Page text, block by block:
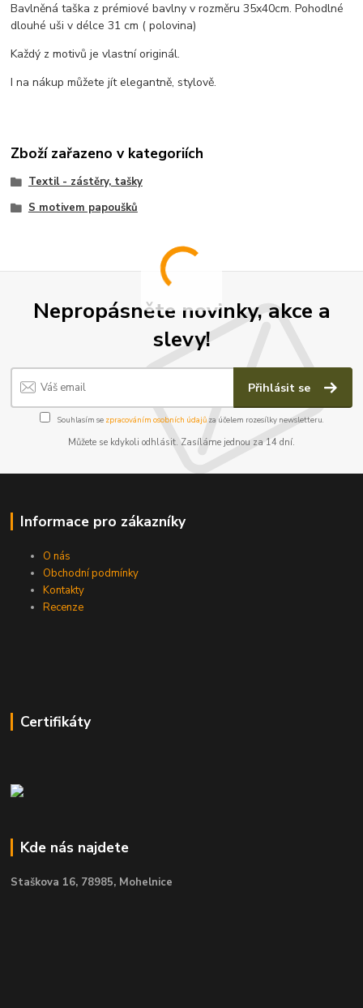
Bavlněná taška z prémiové bavlny v rozměru 35x40cm. Pohodlné
dlouhé uši v délce 31 cm ( polovina)
Každý z motivů je vlastní originál.
I na nákup můžete jít elegantně, stylově.
Zboží zařazeno v kategoriích
Textil - zástěry, tašky
S motivem papoušků
Nepropásněte novinky, akce a
slevy!
Přihlásit se
Souhlasím se zpracováním osobních údajůza účelem rozesílky newsletteru.
Můžete se kdykoli odhlásit. Zasíláme jednou za 14 dní.
Informace pro zákazníky
O nás
Obchodní podmínky
Kontakty
Recenze
Certifikáty
Kde nás najdete
Staškova 16, 78985, Mohelnice